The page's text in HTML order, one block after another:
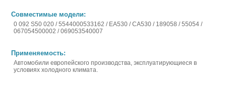
Совместимые модели:
0 092 S50 020 / 5544000533162 / EA530 / CA530 / 189058 / 55054 /
067054500002 / 069053540007
Применяемость:
Автомобили европейского производства, эксплуатирующиеся в
условиях холодного климата.